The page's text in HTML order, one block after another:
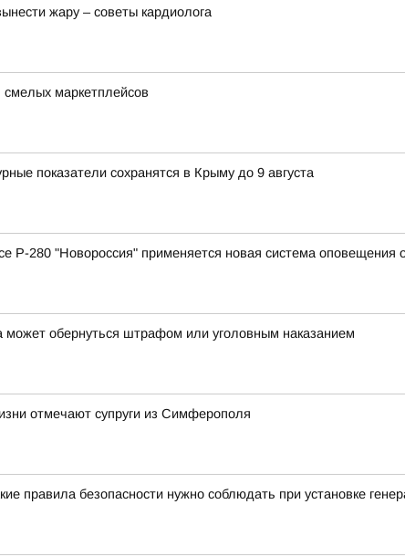
жару – советы кардиолога
маркетплейсов
показатели сохранятся в Крыму до 9 августа
Р-280 "Новороссия" применяется новая система
может обернуться штрафом или уголовным наказанием
отмечают супруги из Симферополя
правила безопасности нужно соблюдать при установке